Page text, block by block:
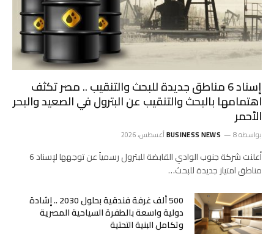
إسناد 6 مناطق جديدة للبحث والتنقيب .. مصر تكثف
اهتمامها بالبحث والتنقيب عن البترول في الصعيد والبحر
الأحمر
بواسطة BUSINESS NEWS 8 أغسطس، 2026
أعلنت شركة جنوب الوادي القابضة للبترول رسمياً عن توجهها لإسناد 6
مناطق امتياز جديدة للبحث…
500 ألف غرفة فندقية بحلول 2030 .. إشادة
دولية واسعة بالطفرة السياحية المصرية
وتكامل البنية التحتية